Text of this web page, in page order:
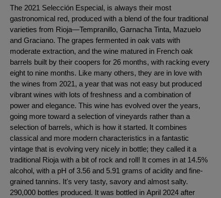
The 2021 Selección Especial, is always their most
gastronomical red, produced with a blend of the four traditional
varieties from Rioja—Tempranillo, Garnacha Tinta, Mazuelo
and Graciano. The grapes fermented in oak vats with
moderate extraction, and the wine matured in French oak
barrels built by their coopers for 26 months, with racking every
eight to nine months. Like many others, they are in love with
the wines from 2021, a year that was not easy but produced
vibrant wines with lots of freshness and a combination of
power and elegance. This wine has evolved over the years,
going more toward a selection of vineyards rather than a
selection of barrels, which is how it started. It combines
classical and more modern characteristics in a fantastic
vintage that is evolving very nicely in bottle; they called it a
traditional Rioja with a bit of rock and roll! It comes in at 14.5%
alcohol, with a pH of 3.56 and 5.91 grams of acidity and fine-
grained tannins. It's very tasty, savory and almost salty.
290,000 bottles produced. It was bottled in April 2024 after